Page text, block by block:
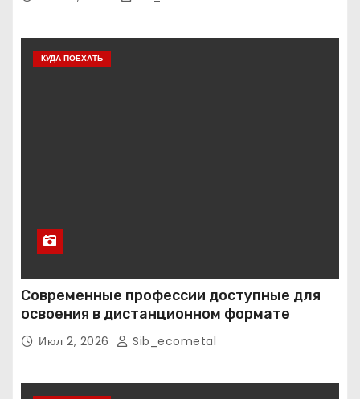
КУДА ПОЕХАТЬ
Современные профессии доступные для
освоения в дистанционном формате
Июл 2, 2026 Sib_ecometal